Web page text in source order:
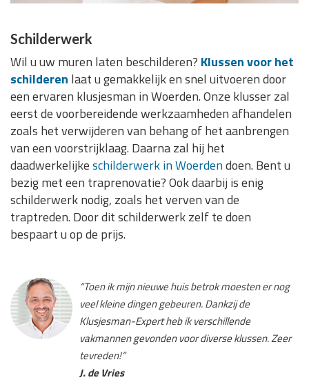
Schilderwerk
Wil u uw muren laten beschilderen? Klussen voor het
schilderen laat u gemakkelijk en snel uitvoeren door
een ervaren klusjesman in Woerden. Onze klusser zal
eerst de voorbereidende werkzaamheden afhandelen
zoals het verwijderen van behang of het aanbrengen
van een voorstrijklaag. Daarna zal hij het
daadwerkelijkeschilderwerk in Woerdendoen. Bent u
bezig met een traprenovatie? Ook daarbij is enig
schilderwerk nodig, zoals het verven van de
traptreden. Door dit schilderwerk zelf te doen
bespaart u op de prijs.
“Toen ik mijn nieuwe huis betrok moesten er nog
veel kleine dingen gebeuren. Dankzij de
Klusjesman-Expert heb ik verschillende
vakmannen gevonden voor diverse klussen. Zeer
tevreden!”
J. de Vries